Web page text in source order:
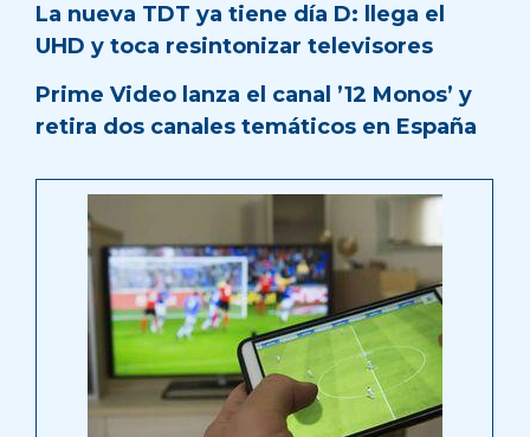
La nueva TDT ya tiene día D: llega el
UHD y toca resintonizar televisores
Prime Video lanza el canal ’12 Monos’ y
retira dos canales temáticos en España